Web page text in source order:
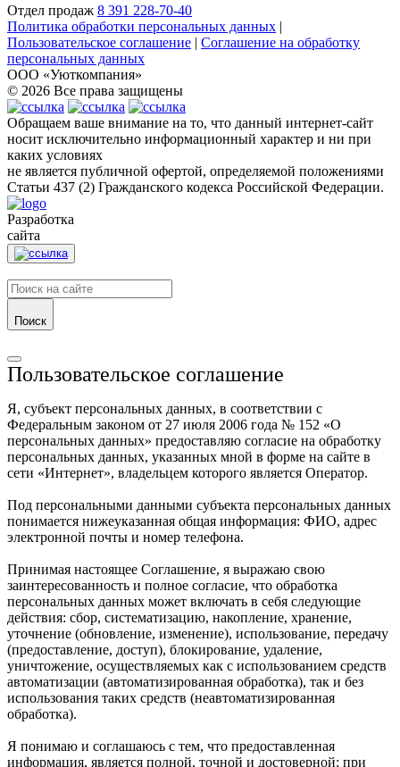
Отдел продаж 8 391 228-70-40
Политика обработки персональных данных |
Пользовательское соглашение | Соглашение на обработку
персональных данных
ООО «Уюткомпания»
© 2026 Все права защищены
Обращаем ваше внимание на то, что данный интернет-сайт
носит исключительно информационный характер и ни при
каких условиях
не является публичной офертой, определяемой положениями
Статьи 437 (2) Гражданского кодекса Российской Федерации.
Разработка
сайта
Поиск
Пользовательское соглашение
Я, субъект персональных данных, в соответствии с
Федеральным законом от 27 июля 2006 года № 152 «О
персональных данных» предоставляю согласие на обработку
персональных данных, указанных мной в форме на сайте в
сети «Интернет», владельцем которого является Оператор.
Под персональными данными субъекта перcональных данных
понимается нижеуказанная общая информация: ФИО, адрес
электронной почты и номер телефона.
Принимая настоящее Соглашение, я выражаю свою
заинтересованность и полное согласие, что обработка
персональных данных может включать в себя следующие
действия: сбор, систематизацию, накопление, хранение,
уточнение (обновление, изменение), использование, передачу
(предоставление, доступ), блокирование, удаление,
уничтожение, осуществляемых как с использованием средств
автоматизации (автоматизированная обработка), так и без
использования таких средств (неавтоматизированная
обработка).
Я понимаю и соглашаюсь с тем, что предоставленная
информация, является полной, точной и достоверной; при